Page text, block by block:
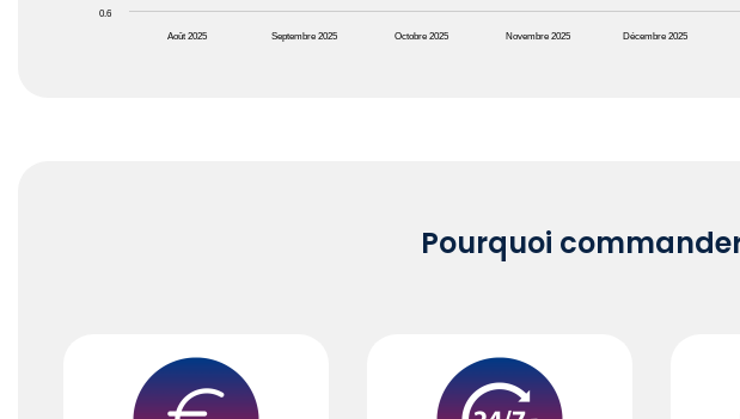
Août 2025 Septembre 2025 Octobre 2025 Novembre 2025 Décembre 2025
0.6
Pourquoi